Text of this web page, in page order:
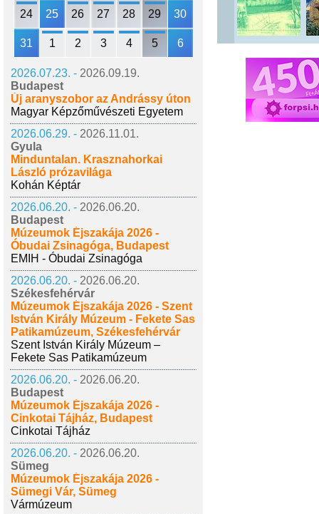
24 25 26 27 28 29 30
31 1 2 3 4 5 6
2026.07.23. - 2026.09.19.
Budapest
Új aranyszobor az Andrássy úton
Magyar Képzőművészeti Egyetem
2026.06.29. - 2026.11.01.
Gyula
Minduntalan. Krasznahorkai
László prózavilága
Kohán Képtár
2026.06.20. - 2026.06.20.
Budapest
Múzeumok Éjszakája 2026 -
Óbudai Zsinagóga, Budapest
EMIH - Óbudai Zsinagóga
2026.06.20. - 2026.06.20.
Székesfehérvár
Múzeumok Éjszakája 2026 - Szent
István Király Múzeum - Fekete Sas
Patikamúzeum, Székesfehérvár
Szent István Király Múzeum –
Fekete Sas Patikamúzeum
2026.06.20. - 2026.06.20.
Budapest
Múzeumok Éjszakája 2026 -
Cinkotai Tájház, Budapest
Cinkotai Tájház
2026.06.20. - 2026.06.20.
Sümeg
Múzeumok Éjszakája 2026 -
Sümegi Vár, Sümeg
Vármúzeum